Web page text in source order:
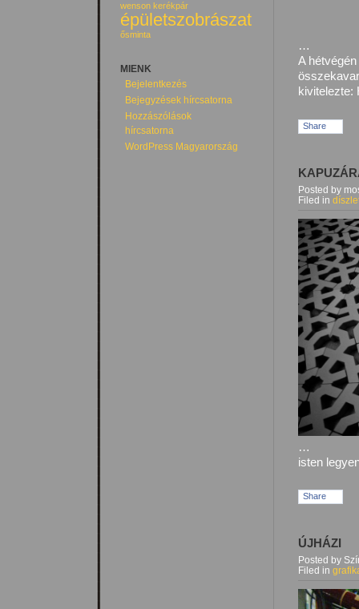
…
A
kivitelezte:
Share
Posted by
Filed in
…
isten
Share
ÚJHÁZI
Posted by
Filed in
wenson kerékpár
épületszobrászat
ősminta
MIENK
Bejelentkezés
Bejegyzések hírcsatorna
Hozzászólások
hírcsatorna
WordPress Magyarország